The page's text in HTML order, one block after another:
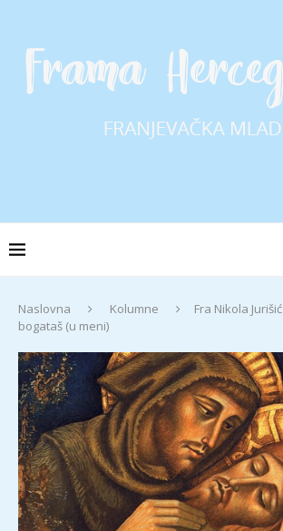
Naslovna Kolumne Fra Nikola Jurišić
bogataš (u meni)